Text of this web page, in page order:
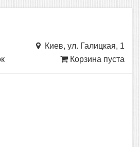
Киев, ул. Галицкая, 1
Корзина пуста